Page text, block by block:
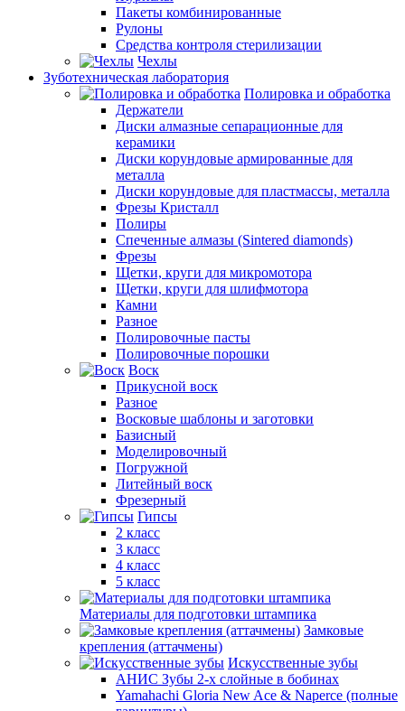
Пакеты комбинированные
Рулоны
Средства контроля стерилизации
Чехлы
Зуботехническая лаборатория
Полировка и обработка
Держатели
Диски алмазные сепарационные для
керамики
Диски корундовые армированные для
металла
Диски корундовые для пластмассы, металла
Фрезы Кристалл
Полиры
Спеченные алмазы (Sintered diamonds)
Фрезы
Щетки, круги для микромотора
Щетки, круги для шлифмотора
Камни
Разное
Полировочные пасты
Полировочные порошки
Воск
Прикусной воск
Разное
Восковые шаблоны и заготовки
Базисный
Моделировочный
Погружной
Литейный воск
Фрезерный
Гипсы
2 класс
3 класс
4 класс
5 класс
Материалы для подготовки штампика
Замковые
крепления (аттачмены)
Искусственные зубы
АНИС Зубы 2-х слойные в бобинах
Yamahachi Gloria New Ace & Naperce (полные